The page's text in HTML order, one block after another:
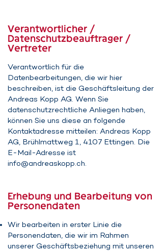
Verantwortlicher /
Datenschutzbeauftrager /
Vertreter
Verantwortlich für die
Datenbearbeitungen, die wir hier
beschreiben, ist die Geschäftsleitung der
Andreas Kopp AG. Wenn Sie
datenschutzrechtliche Anliegen haben,
können Sie uns diese an folgende
Kontaktadresse mitteilen: Andreas Kopp
AG, Brühlmattweg 1, 4107 Ettingen. Die
E-Mail-Adresse ist
info@andreaskopp.ch.
Erhebung und Bearbeitung von
Personendaten
Wir bearbeiten in erster Linie die
Personendaten, die wir im Rahmen
unserer Geschäftsbeziehung mit unseren